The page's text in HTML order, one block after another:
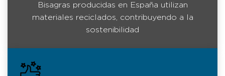
Bisagras producidas en España utilizan
materiales reciclados, contribuyendo a la
sostenibilidad